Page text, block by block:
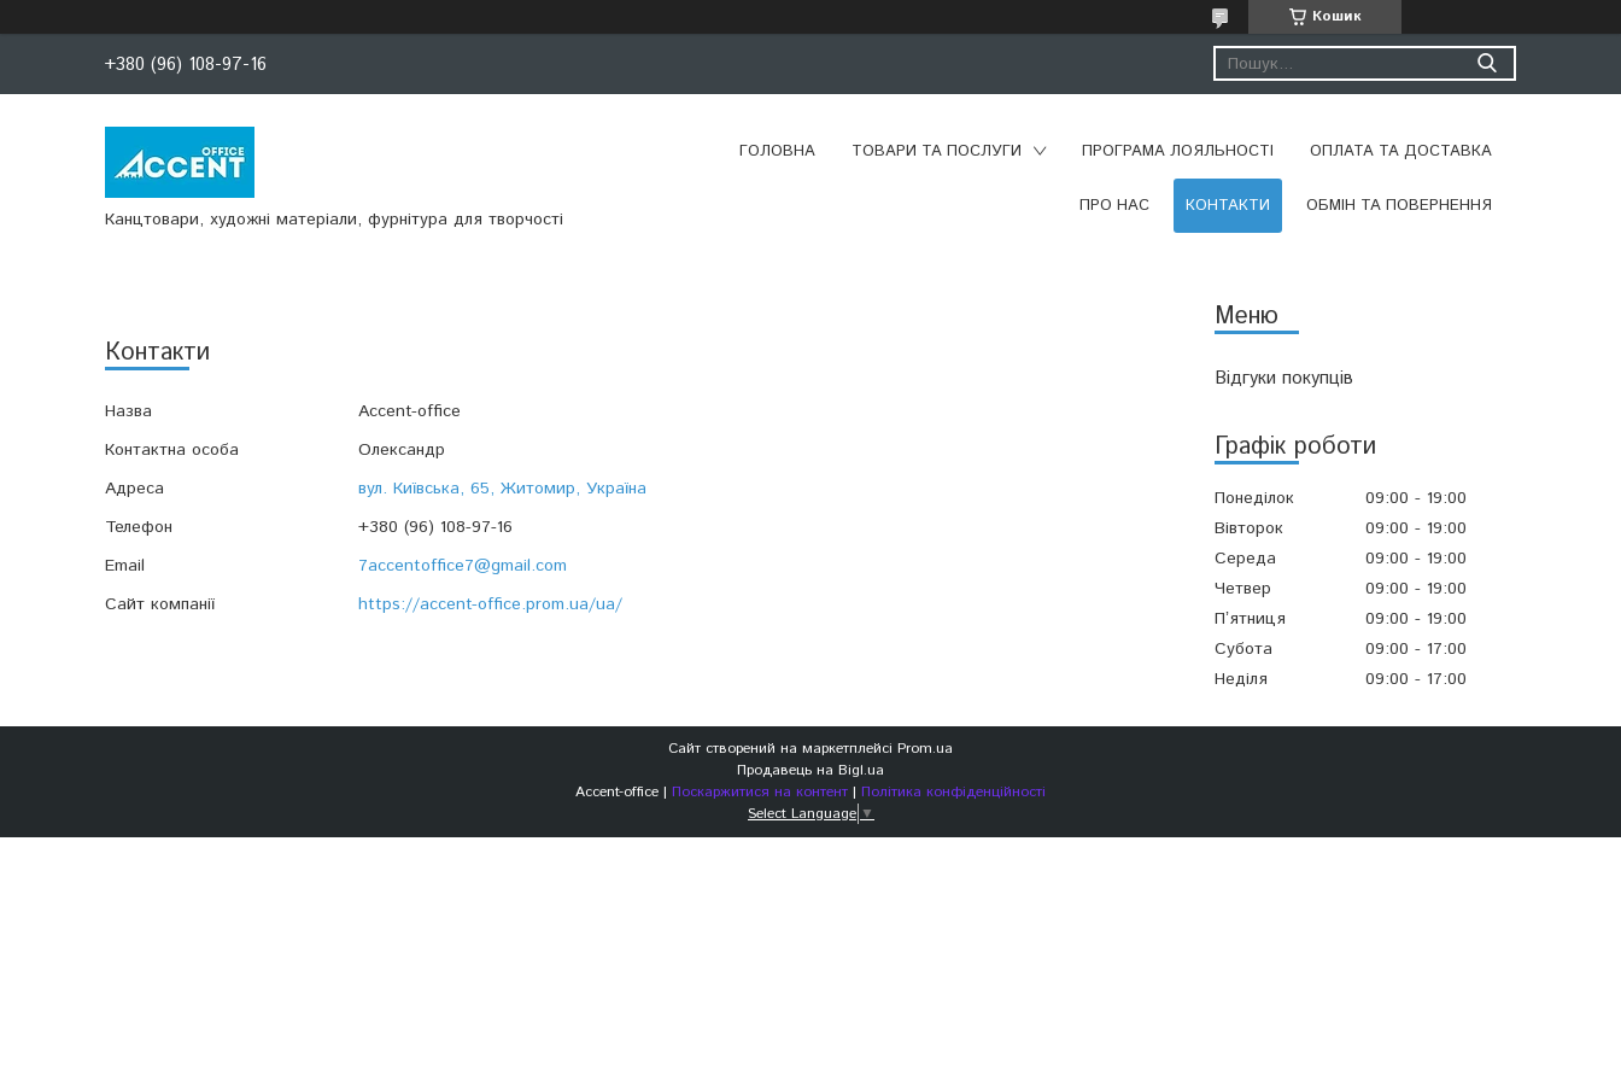
Кошик
+380 (96) 108-97-16
Канцтовари, художні матеріали, фурнітура для творчості
ГОЛОВНА ТОВАРИ ТА ПОСЛУГИ ПРОГРАМА ЛОЯЛЬНОСТІ ОПЛАТА ТА ДОСТАВКА
ПРО НАС КОНТАКТИ ОБМІН ТА ПОВЕРНЕННЯ
Відгуки покупців
Графік роботи
Понеділок 09:00
19:00
Вівторок
09:00
19:00
Середа
09:00
19:00
Четвер
09:00
19:00
Пʼятниця
09:00
19:00
Субота
09:00
17:00
Неділя
09:00 17:00
Контакти
Accent-office
Олександр
вул. Київська, 65, Житомир, Україна
+380 (96) 108-97-16
7accentoffice7@gmail.com
https://accent-office.prom.ua/ua/
Сайт створений на маркетплейсі Prom.ua
Продавець на Bigl.ua
Accent-office | Поскаржитися на контент | Політика конфіденційності
Select Language ▼